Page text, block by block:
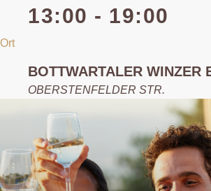
13:00 - 19:00
Ort
BOTTWARTALER WINZER
OBERSTENFELDER STR.